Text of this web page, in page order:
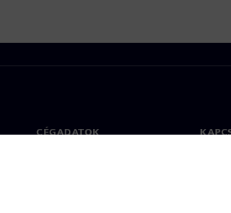
CÉGADATOK